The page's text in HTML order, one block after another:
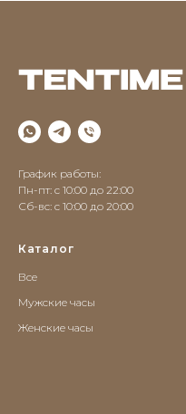
График работы:
Пн-пт: с 10:00 до 22:00
Сб-вс: c 10:00 до 20:00
Каталог
Все
Мужские часы
Женские часы